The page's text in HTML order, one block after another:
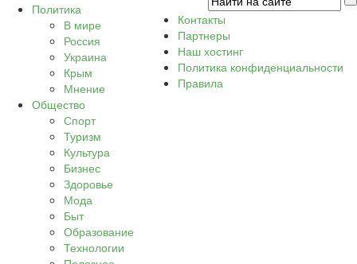
Политика
В мире
Россия
Украина
Крым
Мнение
Общество
Спорт
Туризм
Культура
Бизнес
Здоровье
Мода
Быт
Образование
Технологии
Контакты
Партнеры
Наш хостинг
Политика конфиденциальности
Правила